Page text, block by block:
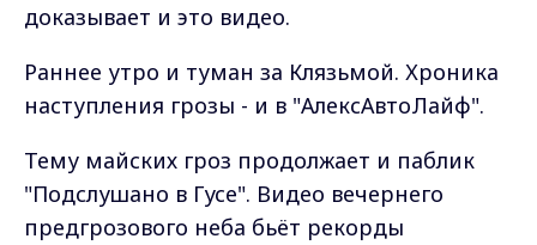
доказывает и это видео.
Раннее утро и туман за Клязьмой. Хроника
наступления грозы - и в "АлексАвтоЛайф".
Тему майских гроз продолжает и паблик
"Подслушано в Гусе". Видео вечернего
предгрозового неба бьёт рекорды